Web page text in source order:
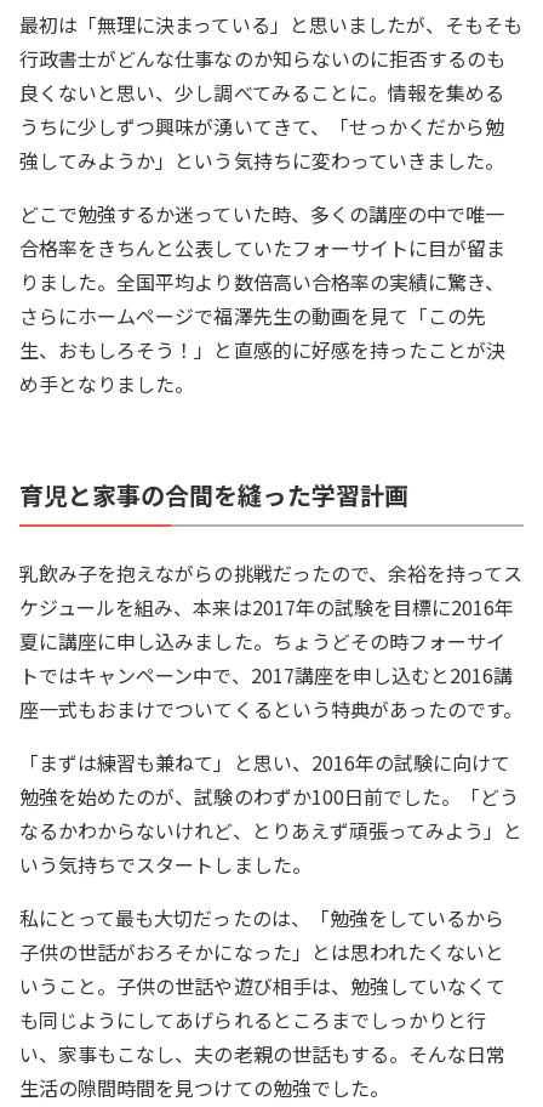
最初は「無理に決まっている」と思いましたが、そもそも
行政書士がどんな仕事なのか知らないのに拒否するのも
良くないと思い、少し調べてみることに。情報を集める
うちに少しずつ興味が湧いてきて、「せっかくだから勉
強してみようか」という気持ちに変わっていきました。
どこで勉強するか迷っていた時、多くの講座の中で唯一
合格率をきちんと公表していたフォーサイトに目が留ま
りました。全国平均より数倍高い合格率の実績に驚き、
さらにホームページで福澤先生の動画を見て「この先
生、おもしろそう！」と直感的に好感を持ったことが決
め手となりました。
育児と家事の合間を縫った学習計画
乳飲み子を抱えながらの挑戦だったので、余裕を持ってス
ケジュールを組み、本来は2017年の試験を目標に2016年
夏に講座に申し込みました。ちょうどその時フォーサイ
トではキャンペーン中で、2017講座を申し込むと2016講
座一式もおまけでついてくるという特典があったのです。
「まずは練習も兼ねて」と思い、2016年の試験に向けて
勉強を始めたのが、試験のわずか100日前でした。「どう
なるかわからないけれど、とりあえず頑張ってみよう」と
いう気持ちでスタートしました。
私にとって最も大切だったのは、「勉強をしているから
子供の世話がおろそかになった」とは思われたくないと
いうこと。子供の世話や遊び相手は、勉強していなくて
も同じようにしてあげられるところまでしっかりと行
い、家事もこなし、夫の老親の世話もする。そんな日常
生活の隙間時間を見つけての勉強でした。